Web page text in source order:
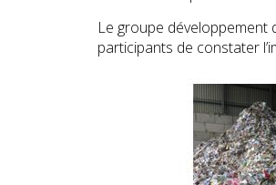
Le groupe développement
participants de constater